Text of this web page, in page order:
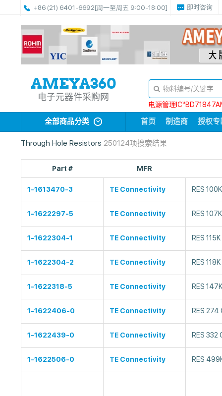
+86 (21) 6401-6692[周一至周五 9:00-18:00] 即时咨询
电子元器件采购网
电源管理
全部商品分类 首页 制造商 授权专
Through Hole Resistors 250124项搜索结果
Part # MFR
1-1613470-3 TE Connectivity RES
1-1622297-5 TE Connectivity RES
1-1622304-1 TE Connectivity RES
1-1622304-2 TE Connectivity RES
1-1622318-5 TE Connectivity RES
1-1622406-0 TE Connectivity RES 274
1-1622439-0 TE Connectivity RES 332
1-1622506-0 TE Connectivity RES